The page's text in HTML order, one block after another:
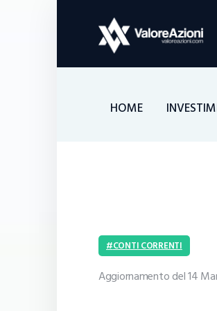
HOME
CONTI CORRENTI
Aggiornamento del 14